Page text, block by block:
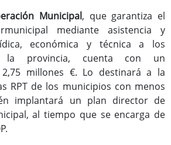
Municipal, que garantiza el
mediante asistencia y
económica y técnica a los
la provincia, cuenta con un
millones €. Lo destinará a la
RPT de los municipios con menos
implantará un plan director de
al tiempo que se encarga de